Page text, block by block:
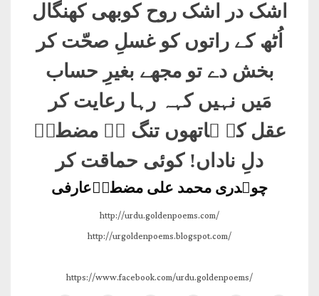
اشک در اشک روح کوبھی کھنگال
اُٹھ کے راتوں کو غسلِ صحّت کر
بخش دے تو مجھے بغیرِ حساب
مَیں نہیں کہہ رہا رعایت کر
عقل کے ہاتھوں تنگ ہے مضطرؔ
دلِ ناداں! کوئی حماقت کر
چوہدری محمد علی مضطرؔعارفی
http://urdu.goldenpoems.com/
http://urgoldenpoems.blogspot.com/
https://www.facebook.com/urdu.goldenpoems/